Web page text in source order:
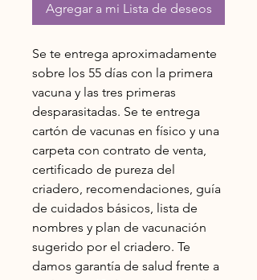
Agregar a mi Lista de deseos
Se te entrega aproximadamente
sobre los 55 días con la primera
vacuna y las tres primeras
desparasitadas. Se te entrega
cartón de vacunas en físico y una
carpeta con contrato de venta,
certificado de pureza del
criadero, recomendaciones, guía
de cuidados básicos, lista de
nombres y plan de vacunación
sugerido por el criadero. Te
damos garantía de salud frente a